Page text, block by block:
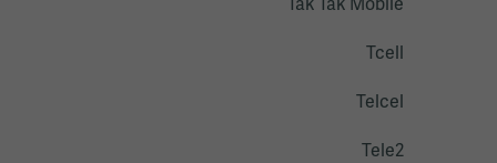
Tak Tak Mobile
Tcell
Telcel
Tele2